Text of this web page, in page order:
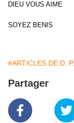
DIEU VOUS AIME
SOYEZ BENIS
#ARTICLES DE D. P.
Partager